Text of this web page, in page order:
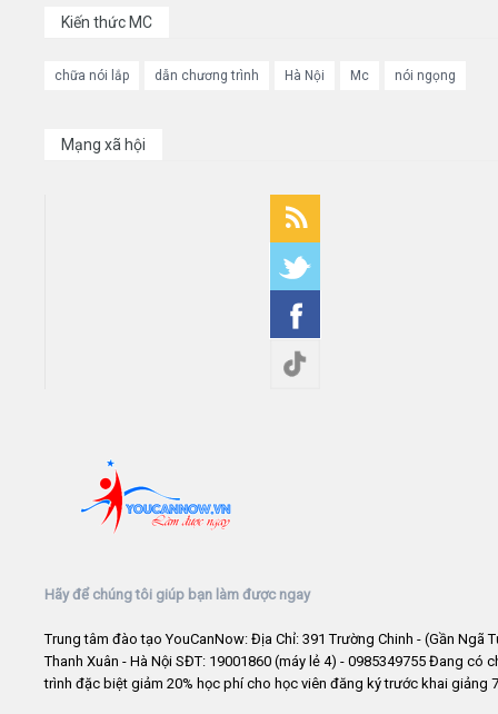
Kiến thức MC
chữa nói lắp dẫn chương trình Hà Nội Mc nói ngọng
Mạng xã hội
Hãy để chúng tôi giúp bạn làm được ngay
Trung tâm đào tạo YouCanNow: Địa Chỉ: 391 Trường Chinh - (Gần Ngã
Thanh Xuân - Hà Nội SĐT: 19001860 (máy lẻ 4) - 0985349755 Đang có
trình đặc biệt giảm 20% học phí cho học viên đăng ký trước khai giảng